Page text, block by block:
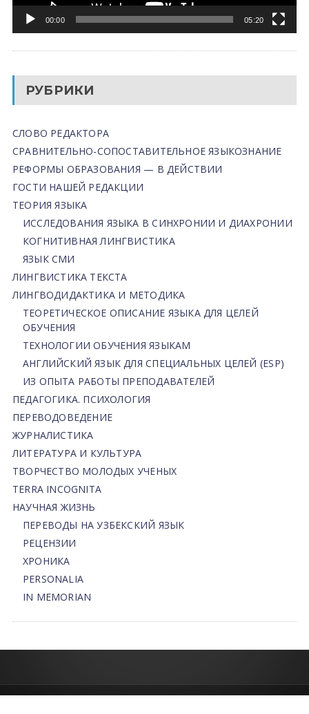
00:00 05:20
РУБРИКИ
СЛОВО РЕДАКТОРА
СРАВНИТЕЛЬНО-СОПОСТАВИТЕЛЬНОЕ ЯЗЫКОЗНАНИЕ
РЕФОРМЫ ОБРАЗОВАНИЯ — В ДЕЙСТВИИ
ГОСТИ НАШЕЙ РЕДАКЦИИ
ТЕОРИЯ ЯЗЫКА
ИССЛЕДОВАНИЯ ЯЗЫКА В СИНХРОНИИ И ДИАХРОНИИ
КОГНИТИВНАЯ ЛИНГВИСТИКА
ЯЗЫК СМИ
ЛИНГВИСТИКА ТЕКСТА
ЛИНГВОДИДАКТИКА И МЕТОДИКА
ТЕОРЕТИЧЕСКОЕ ОПИСАНИЕ ЯЗЫКА ДЛЯ ЦЕЛЕЙ
ОБУЧЕНИЯ
ТЕХНОЛОГИИ ОБУЧЕНИЯ ЯЗЫКАМ
АНГЛИЙСКИЙ ЯЗЫК ДЛЯ СПЕЦИАЛЬНЫХ ЦЕЛЕЙ (ESP)
ИЗ ОПЫТА РАБОТЫ ПРЕПОДАВАТЕЛЕЙ
ПЕДАГОГИКА. ПСИХОЛОГИЯ
ПЕРЕВОДОВЕДЕНИЕ
ЖУРНАЛИСТИКА
ЛИТЕРАТУРА И КУЛЬТУРА
ТВОРЧЕСТВО МОЛОДЫХ УЧЕНЫХ
TERRA INCOGNITA
НАУЧНАЯ ЖИЗНЬ
ПЕРЕВОДЫ НА УЗБЕКСКИЙ ЯЗЫК
РЕЦЕНЗИИ
ХРОНИКА
PERSONALIA
IN MEMORIAN